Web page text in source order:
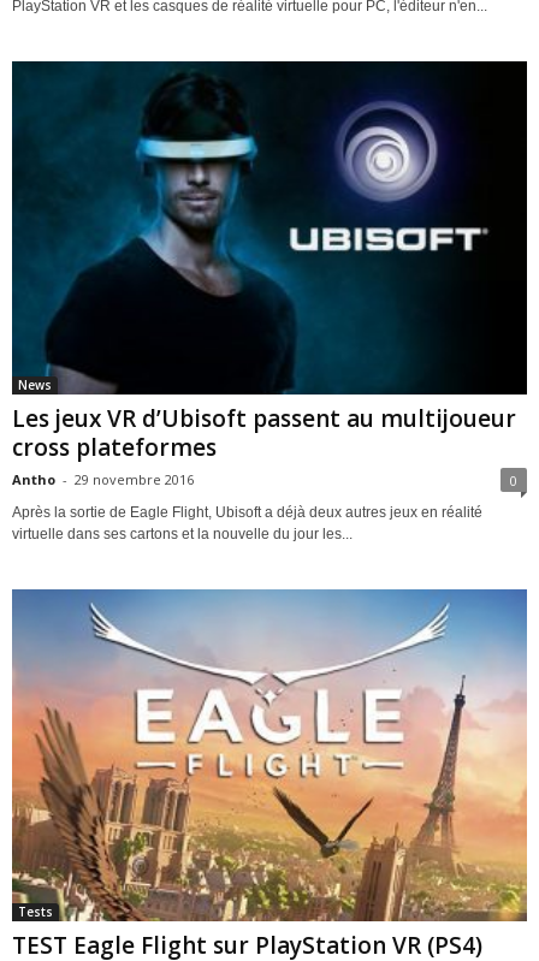
PlayStation VR et les casques de réalité virtuelle pour PC, l'éditeur n'en...
News
Les jeux VR d’Ubisoft passent au multijoueur
cross plateformes
Antho - 29 novembre 2016 0
Après la sortie de Eagle Flight, Ubisoft a déjà deux autres jeux en réalité
virtuelle dans ses cartons et la nouvelle du jour les...
Tests
TEST Eagle Flight sur PlayStation VR (PS4)